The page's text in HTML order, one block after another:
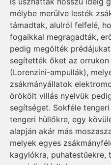
mélybe merülve lesték
támadtak, alulról felfelé,
fogaikkal megragadták,
pedig megölték
segítették őket az
(Lorenzini-ampullák),
zsákmányállatok
örökölt villás nyelvük
segítséget. Sokféle
tengeri hüllőkre, egy
alapján akár más
melyek egyes
kagylókra, puhatestűekre,